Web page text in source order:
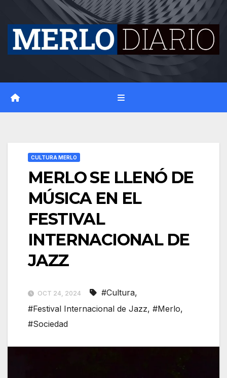
content
CULTURA MERLO
MERLO SE LLENÓ DE
MÚSICA EN EL
FESTIVAL
INTERNACIONAL DE
JAZZ
OCT 24, 2024 #Cultura,
#Festival Internacional de Jazz, #Merlo,
#Sociedad